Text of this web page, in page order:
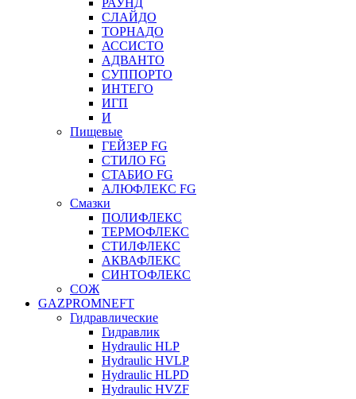
РАУНД
СЛАЙДО
ТОРНАДО
АССИСТО
АДВАНТО
СУППОРТО
ИНТЕГО
ИГП
И
Пищевые
ГЕЙЗЕР FG
СТИЛО FG
СТАБИО FG
АЛЮФЛЕКС FG
Смазки
ПОЛИФЛЕКС
ТЕРМОФЛЕКС
СТИЛФЛЕКС
АКВАФЛЕКС
СИНТОФЛЕКС
СОЖ
GAZPROMNEFT
Гидравлические
Гидравлик
Hydraulic HLP
Hydraulic HVLP
Hydraulic HLPD
Hydraulic HVZF